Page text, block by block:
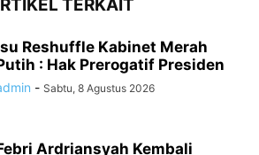
TERKAIT
Reshuffle Kabinet Merah
: Hak Prerogatif Presiden
- Sabtu, 8 Agustus 2026
Ardriansyah Kembali